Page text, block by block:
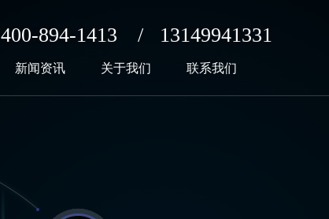
400-894-1413 / 13149941331
新闻资讯 关于我们 联系我们